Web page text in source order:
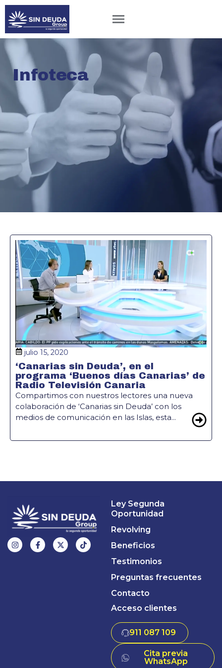
Infoteca
julio 15, 2020
‘Canarias sin Deuda’, en el
programa ‘Buenos días Canarias’ de
Radio Televisión Canaria
Compartimos con nuestros lectores una nueva
colaboración de ‘Canarias sin Deuda’ con los
medios de comunicación en las Islas, esta...
Ley Segunda
Oportunidad
Revolving
Beneficios
Testimonios
Preguntas frecuentes
Contacto
Acceso clientes
911 087 109
Cita previa
WhatsApp